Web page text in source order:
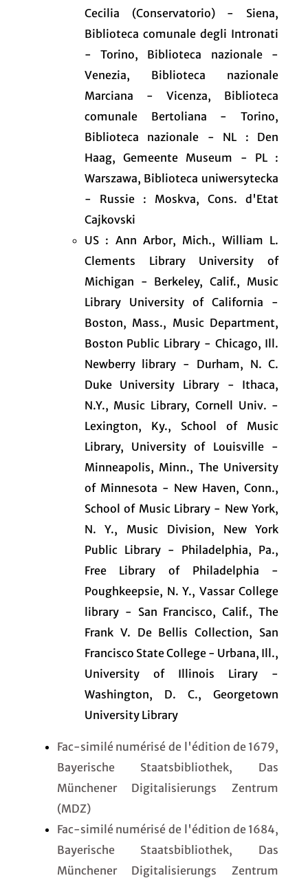
Cecilia (Conservatorio) - Siena,
Biblioteca comunale degli Intronati
- Torino, Biblioteca nazionale -
Venezia, Biblioteca nazionale
Marciana - Vicenza, Biblioteca
comunale Bertoliana - Torino,
Biblioteca nazionale - NL : Den
Haag, Gemeente Museum - PL :
Warszawa, Biblioteca uniwersytecka
- Russie : Moskva, Cons. d'Etat
Cajkovski
US : Ann Arbor, Mich., William L.
Clements Library University of
Michigan - Berkeley, Calif., Music
Library University of California -
Boston, Mass., Music Department,
Boston Public Library - Chicago, Ill.
Newberry library - Durham, N. C.
Duke University Library - Ithaca,
N.Y., Music Library, Cornell Univ. -
Lexington, Ky., School of Music
Library, University of Louisville -
Minneapolis, Minn., The University
of Minnesota - New Haven, Conn.,
School of Music Library - New York,
N. Y., Music Division, New York
Public Library - Philadelphia, Pa.,
Free Library of Philadelphia -
Poughkeepsie, N. Y., Vassar College
library - San Francisco, Calif., The
Frank V. De Bellis Collection, San
Francisco State College - Urbana, Ill.,
University of Illinois Lirary -
Washington, D. C., Georgetown
University Library
Fac-similé numérisé de l'édition de 1679,
Bayerische Staatsbibliothek, Das
Münchener Digitalisierungs Zentrum
(MDZ)
Fac-similé numérisé de l'édition de 1684,
Bayerische Staatsbibliothek, Das
Münchener Digitalisierungs Zentrum